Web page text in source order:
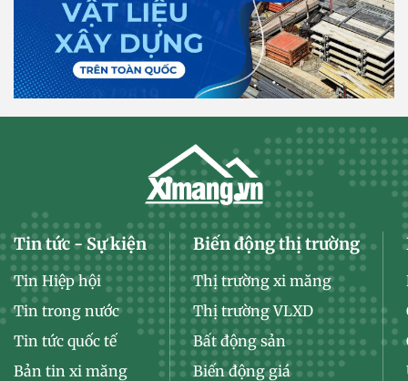
Tin tức - Sự kiện
Tin Hiệp hội
Tin trong nước
Tin tức quốc tế
Bản tin xi măng
Biến động thị trường
Thị trường xi măng
Thị trường VLXD
Bất động sản
Biến động giá